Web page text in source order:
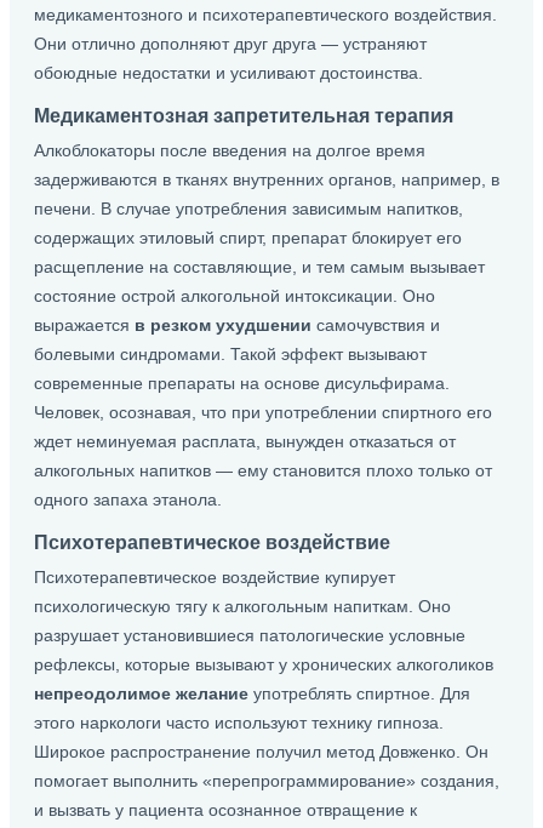
медикаментозного и психотерапевтического воздействия.
Они отлично дополняют друг друга — устраняют
обоюдные недостатки и усиливают достоинства.
Медикаментозная запретительная терапия
Алкоблокаторы после введения на долгое время
задерживаются в тканях внутренних органов, например, в
печени. В случае употребления зависимым напитков,
содержащих этиловый спирт, препарат блокирует его
расщепление на составляющие, и тем самым вызывает
состояние острой алкогольной интоксикации. Оно
выражается в резком ухудшении самочувствия и
болевыми синдромами. Такой эффект вызывают
современные препараты на основе дисульфирама.
Человек, осознавая, что при употреблении спиртного его
ждет неминуемая расплата, вынужден отказаться от
алкогольных напитков — ему становится плохо только от
одного запаха этанола.
Психотерапевтическое воздействие
Психотерапевтическое воздействие купирует
психологическую тягу к алкогольным напиткам. Оно
разрушает установившиеся патологические условные
рефлексы, которые вызывают у хронических алкоголиков
непреодолимое желание употреблять спиртное. Для
этого наркологи часто используют технику гипноза.
Широкое распространение получил метод Довженко. Он
помогает выполнить «перепрограммирование» создания,
и вызвать у пациента осознанное отвращение к